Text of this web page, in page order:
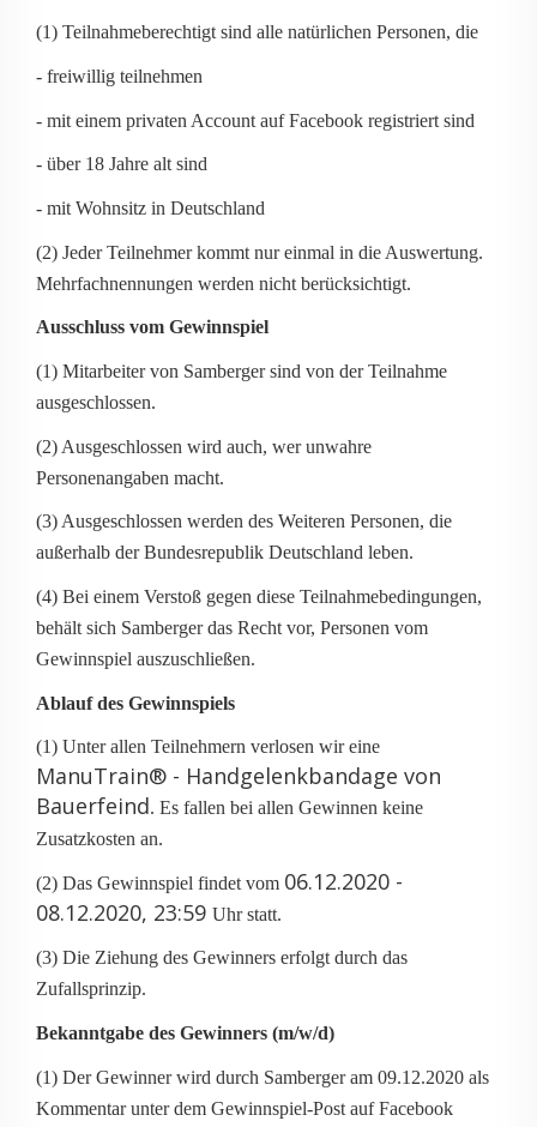
(1) Teilnahmeberechtigt sind alle natürlichen Personen, die
- freiwillig teilnehmen
- mit einem privaten Account auf Facebook registriert sind
- über 18 Jahre alt sind
- mit Wohnsitz in Deutschland
(2) Jeder Teilnehmer kommt nur einmal in die Auswertung.
Mehrfachnennungen werden nicht berücksichtigt.
Ausschluss vom Gewinnspiel
(1) Mitarbeiter von Samberger sind von der Teilnahme
ausgeschlossen.
(2) Ausgeschlossen wird auch, wer unwahre
Personenangaben macht.
(3) Ausgeschlossen werden des Weiteren Personen, die
außerhalb der Bundesrepublik Deutschland leben.
(4) Bei einem Verstoß gegen diese Teilnahmebedingungen,
behält sich Samberger das Recht vor, Personen vom
Gewinnspiel auszuschließen.
Ablauf des Gewinnspiels
(1) Unter allen Teilnehmern verlosen wir eine
ManuTrain® - Handgelenkbandage von
Bauerfeind. Es fallen bei allen Gewinnen keine
Zusatzkosten an.
(2) Das Gewinnspiel findet vom 06.12.2020 -
08.12.2020, 23:59 Uhr statt.
(3) Die Ziehung des Gewinners erfolgt durch das
Zufallsprinzip.
Bekanntgabe des Gewinners (m/w/d)
(1) Der Gewinner wird durch Samberger am 09.12.2020 als
Kommentar unter dem Gewinnspiel-Post auf Facebook